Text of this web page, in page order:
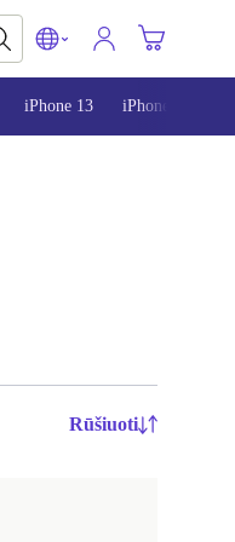
iPhone 13 iPhone 14
Rūšiuoti